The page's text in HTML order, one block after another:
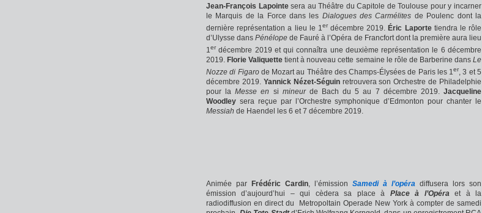
Jean-François Lapointesera au Théâtre du Capitole de Toulouse pour y incarner
le Marquis de la Force dans les Dialogues des Carmélites de Poulenc dont la
dernière représentation a lieu le 1 erdécembre 2019.Éric Laportetiendra le rôle
d’Ulysse dansPénélope de Fauré à l’Opéra de Francfort dont la première aura lieu
1 er décembre 2019 et qui connaîtra une deuxième représentation le 6 décembre
2019.Florie Valiquette tient à nouveau cette semaine le rôle de Barberine dansLe
Nozze di Figarode Mozart au Théâtre des Champs-Élysées de Paris les 1er , 3 et 5
décembre 2019. Yannick Nézet-Séguinretrouvera son Orchestre de Philadelphie
pour laMesse en si mineurde Bach du 5 au 7 décembre 2019.Jacqueline
Woodley sera reçue par l’Orchestre symphonique d’Edmonton pour chanter le
Messiah de Haendel les 6 et 7 décembre 2019.
Animée par Frédéric Cardin , l’émission Samedi à l’opéra diffusera lors son
émission d’aujourd’hui – qui cèdera sa place à Place à l’Opéra et à la
radiodiffusion en direct du Metropoltain Operade New York à compter de samedi